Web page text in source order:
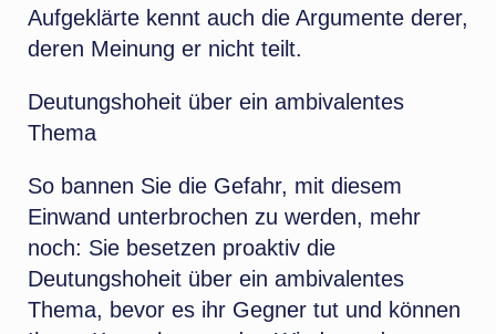
Aufgeklärte kennt auch die Argumente derer,
deren Meinung er nicht teilt.
Deutungshoheit über ein ambivalentes
Thema
So bannen Sie die Gefahr, mit diesem
Einwand unterbrochen zu werden, mehr
noch: Sie besetzen proaktiv die
Deutungshoheit über ein ambivalentes
Thema, bevor es ihr Gegner tut und können